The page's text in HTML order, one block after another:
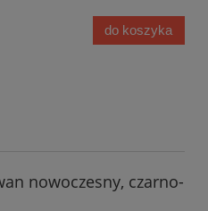
do koszyka
nowoczesny, czarno-